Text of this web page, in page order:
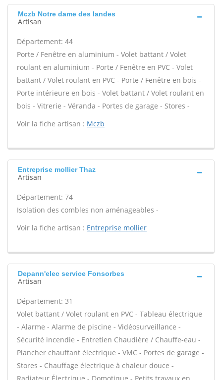
Mczb Notre dame des landes
Artisan
Département: 44
Porte / Fenêtre en aluminium - Volet battant / Volet
roulant en aluminium - Porte / Fenêtre en PVC - Volet
battant / Volet roulant en PVC - Porte / Fenêtre en bois -
Porte intérieure en bois - Volet battant / Volet roulant en
bois - Vitrerie - Véranda - Portes de garage - Stores -
Voir la fiche artisan : Mczb
Entreprise mollier Thaz
Artisan
Département: 74
Isolation des combles non aménageables -
Voir la fiche artisan : Entreprise mollier
Depann'elec service Fonsorbes
Artisan
Département: 31
Volet battant / Volet roulant en PVC - Tableau électrique
- Alarme - Alarme de piscine - Vidéosurveillance -
Sécurité incendie - Entretien Chaudière / Chauffe-eau -
Plancher chauffant électrique - VMC - Portes de garage -
Stores - Chauffage électrique à chaleur douce -